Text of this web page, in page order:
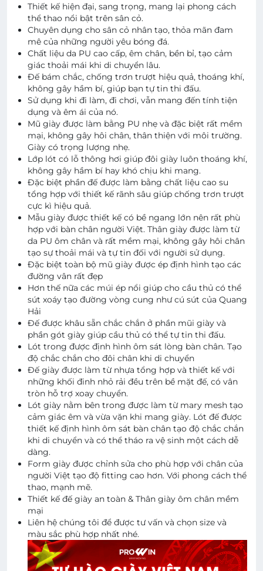
Thiết kế hiện đại, sang trọng, mang lại phong cách
thể thao nổi bật trên sân cỏ.
Chuyên dụng cho sân cỏ nhân tạo, thỏa mãn đam
mê của những người yêu bóng đá.
Chất liệu da PU cao cấp, êm chân, bền bỉ, tạo cảm
giác thoải mái khi di chuyển lâu.
Đế bám chắc, chống trơn trượt hiệu quả, thoáng khí,
không gây hầm bí, giúp bạn tự tin thi đấu.
Sử dụng khi đi làm, đi chơi, vẫn mang đến tính tiện
dụng và êm ái của nó.
Mũ giày được làm bằng PU nhẹ và đặc biệt rất mềm
mại, không gây hôi chân, thân thiện với môi trường.
Giày có trọng lượng nhẹ.
Lớp lót có lỗ thông hơi giúp đôi giày luôn thoáng khí,
không gây hầm bí hay khó chịu khi mang.
Đặc biệt phần đế được làm bằng chất liệu cao su
tổng hợp với thiết kế rãnh sâu giúp chống trơn trượt
cực kì hiệu quả.
Mẫu giày được thiết kế có bề ngang lớn nên rất phù
hợp với bàn chân người Việt. Thân giày được làm từ
da PU ôm chân và rất mềm mại, không gây hôi chân
tạo sự thoải mái và tự tin đối với người sử dụng.
Đặc biệt toàn bộ mũ giày được ép định hình tạo các
đường vân rất đẹp
Hơn thế nữa các múi ép nổi giúp cho cầu thủ có thể
sút xoáy tạo đường vòng cung như cú sút của Quang
Hải
Đế được khâu sẵn chắc chắn ở phần mũi giày và
phần gót giày giúp cầu thủ có thể tự tin thi đấu.
Lót trong được định hình ôm sát lòng bàn chân. Tạo
độ chắc chắn cho đôi chân khi di chuyển
Đế giày được làm từ nhựa tổng hợp và thiết kế với
những khối đinh nhỏ rải đều trên bề mặt đế, có vân
tròn hỗ trợ xoay chuyển.
Lót giày nằm bên trong được làm từ mary mesh tạo
cảm giác êm và vừa vặn khi mang giày. Lót đế được
thiết kế định hình ôm sát bàn chân tạo độ chắc chắn
khi di chuyển và có thể tháo ra vệ sinh một cách dễ
dàng.
Form giày được chỉnh sửa cho phù hợp với chân của
người Việt tạo độ fitting cao hơn. Với phong cách thể
thao, mạnh mẽ.
Thiết kế đế giày an toàn & Thân giày ôm chân mềm
mại
Liên hệ chúng tôi để được tư vấn và chọn size và
màu sắc phù hợp nhất nhé.